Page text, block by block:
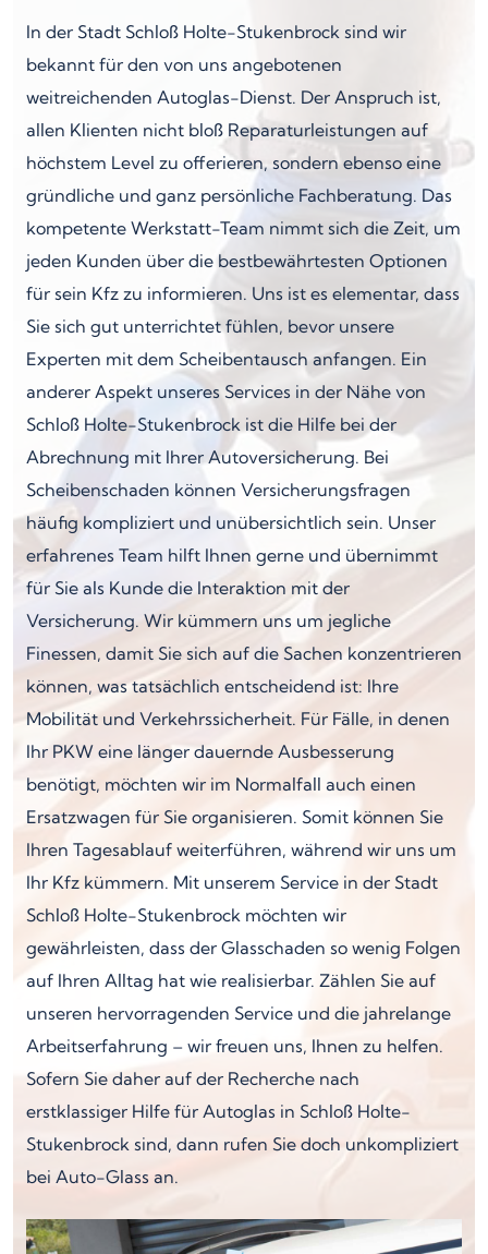
In der Stadt Schloß Holte-Stukenbrock sind wir
bekannt für den von uns angebotenen
weitreichenden Autoglas-Dienst. Der Anspruch ist,
allen Klienten nicht bloß Reparaturleistungen auf
höchstem Level zu offerieren, sondern ebenso eine
gründliche und ganz persönliche Fachberatung. Das
kompetente Werkstatt-Team nimmt sich die Zeit, um
jeden Kunden über die bestbewährtesten Optionen
für sein Kfz zu informieren. Uns ist es elementar, dass
Sie sich gut unterrichtet fühlen, bevor unsere
Experten mit dem Scheibentausch anfangen. Ein
anderer Aspekt unseres Services in der Nähe von
Schloß Holte-Stukenbrock ist die Hilfe bei der
Abrechnung mit Ihrer Autoversicherung. Bei
Scheibenschaden können Versicherungsfragen
häufig kompliziert und unübersichtlich sein. Unser
erfahrenes Team hilft Ihnen gerne und übernimmt
für Sie als Kunde die Interaktion mit der
Versicherung. Wir kümmern uns um jegliche
Finessen, damit Sie sich auf die Sachen konzentrieren
können, was tatsächlich entscheidend ist: Ihre
Mobilität und Verkehrssicherheit. Für Fälle, in denen
Ihr PKW eine länger dauernde Ausbesserung
benötigt, möchten wir im Normalfall auch einen
Ersatzwagen für Sie organisieren. Somit können Sie
Ihren Tagesablauf weiterführen, während wir uns um
Ihr Kfz kümmern. Mit unserem Service in der Stadt
Schloß Holte-Stukenbrock möchten wir
gewährleisten, dass der Glasschaden so wenig Folgen
auf Ihren Alltag hat wie realisierbar. Zählen Sie auf
unseren hervorragenden Service und die jahrelange
Arbeitserfahrung – wir freuen uns, Ihnen zu helfen.
Sofern Sie daher auf der Recherche nach
erstklassiger Hilfe für Autoglas in Schloß Holte-
Stukenbrock sind, dann rufen Sie doch unkompliziert
bei Auto-Glass an.